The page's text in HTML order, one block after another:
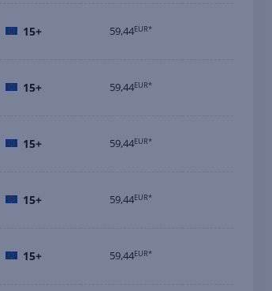
15+ 59,44EUR*
15+ 59,44EUR*
15+ 59,44EUR*
15+ 59,44EUR*
15+ 59,44EUR*